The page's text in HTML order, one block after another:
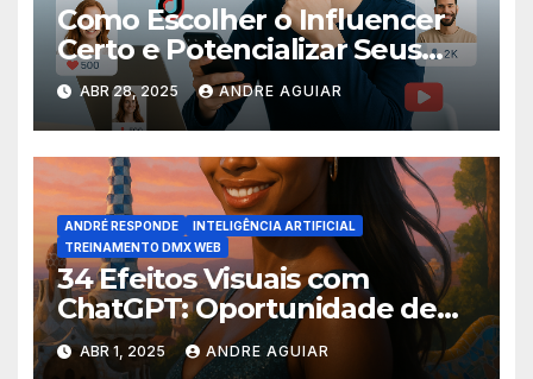
Como Escolher o Influencer
Certo e Potencializar Seus
Resultados de Marca
ABR 28, 2025 ANDRE AGUIAR
ANDRÉ RESPONDE
INTELIGÊNCIA ARTIFICIAL
TREINAMENTO DMX WEB
34 Efeitos Visuais com
ChatGPT: Oportunidade de
Transformar Seu Conteúdo
ABR 1, 2025 ANDRE AGUIAR